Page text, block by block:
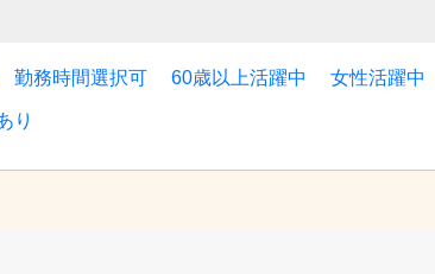
勤務時間選択可 60歳以上活躍中 女性活躍中
り